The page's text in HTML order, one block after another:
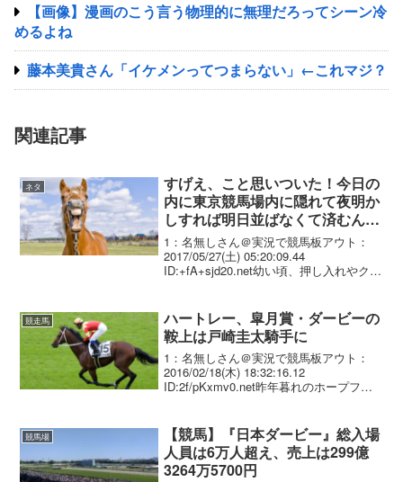
【画像】漫画のこう言う物理的に無理だろってシーン冷
めるよね
藤本美貴さん「イケメンってつまらない」←これマジ？
関連記事
ネタ
すげえ、こと思いついた！今日の
内に東京競馬場内に隠れて夜明か
しすれば明日並ばなくて済むんじ
ゃね？
1：名無しさん＠実況で競馬板アウト：
2017/05/27(土) 05:20:09.44
ID:+fA+sjd20.net幼い頃、押し入れやクロ
名無しさん＠実況で競馬板...
競走馬
ハートレー、皐月賞・ダービーの
鞍上は戸崎圭太騎手に
1：名無しさん＠実況で競馬板アウト：
2016/02/18(木) 18:32:16.12
ID:2f/pKxmv0.net昨年暮れのホープフル
手とのコンビでクラシックに臨む...
競馬場
【競馬】『日本ダービー』総入場
人員は6万人超え、売上は299億
3264万5700円